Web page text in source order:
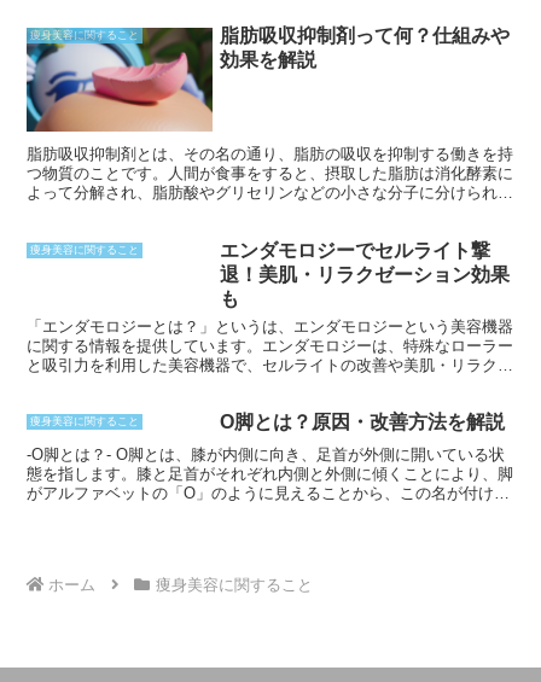
痩身美容に関すること
脂肪吸収抑制剤って何？仕組みや
効果を解説
脂肪吸収抑制剤とは、その名の通り、脂肪の吸収を抑制する働きを持
つ物質のことです。人間が食事をすると、摂取した脂肪は消化酵素に
よって分解され、脂肪酸やグリセリンなどの小さな分子に分けられま
壁への吸収をブロックしたりすることで、脂肪の吸収を抑制します。
痩身美容に関すること
エンダモロジーでセルライト撃
退！美肌・リラクゼーション効果
も
「エンダモロジーとは？」というは、エンダモロジーという美容機器
に関する情報を提供しています。エンダモロジーは、特殊なローラー
と吸引力を利用した美容機器で、セルライトの改善や美肌・リラクゼ
用いられています。
痩身美容に関すること O脚とは？原因・改善方法を解説
-O脚とは？- O脚とは、膝が内側に向き、足首が外側に開いている状
態を指します。膝と足首がそれぞれ内側と外側に傾くことにより、脚
がアルファベットの「O」のように見えることから、この名が付けら
ホーム 痩身美容に関すること